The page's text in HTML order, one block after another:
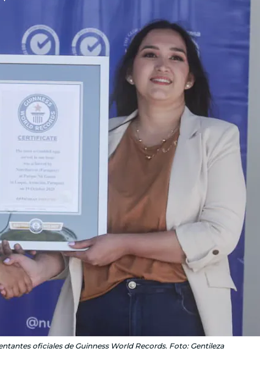
oficiales de Guinness World Records. Foto: Gentileza